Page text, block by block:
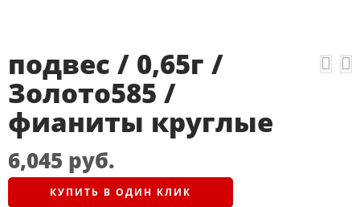
подвес / 0,65г /
Золото585 /
фианиты круглые
6,045 руб.
КУПИТЬ В ОДИН КЛИК